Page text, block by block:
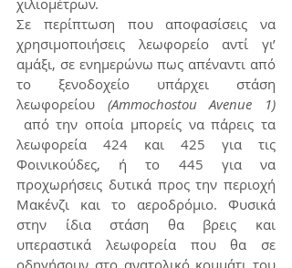
Σε περίπτωση που αποφασίσεις να
χρησιμοποιήσεις λεωφορείο αντί γι’
αμάξι, σε ενημερώνω πως απέναντι από
το ξενοδοχείο υπάρχει στάση
λεωφορείου (Ammochostou Avenue 1)
από την οποία μπορείς να πάρεις τα
λεωφορεία 424 και 425 για τις
Φοινικούδες, ή το 445 για να
προχωρήσεις δυτικά προς την περιοχή
Μακένζι και το αεροδρόμιο. Φυσικά
στην ίδια στάση θα βρεις και
υπεραστικά λεωφορεία που θα σε
οδηγήσουν στο ανατολικό κομμάτι του